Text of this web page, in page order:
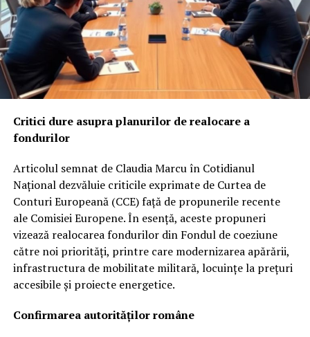
Critici dure asupra planurilor de realocare a
fondurilor
Articolul semnat de Claudia Marcu în Cotidianul
Național dezvăluie criticile exprimate de Curtea de
Conturi Europeană (CCE) față de propunerile recente
ale Comisiei Europene. În esență, aceste propuneri
vizează realocarea fondurilor din Fondul de coeziune
către noi priorități, printre care modernizarea apărării,
infrastructura de mobilitate militară, locuințe la prețuri
accesibile și proiecte energetice.
Confirmarea autorităților române